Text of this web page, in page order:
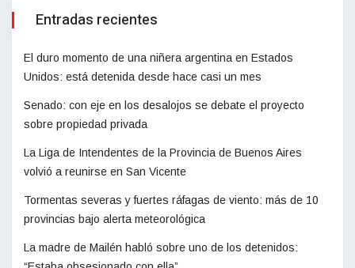
Entradas recientes
El duro momento de una niñera argentina en Estados
Unidos: está detenida desde hace casi un mes
Senado: con eje en los desalojos se debate el proyecto
sobre propiedad privada
La Liga de Intendentes de la Provincia de Buenos Aires
volvió a reunirse en San Vicente
Tormentas severas y fuertes ráfagas de viento: más de 10
provincias bajo alerta meteorológica
La madre de Mailén habló sobre uno de los detenidos: